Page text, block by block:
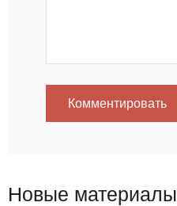
Комментировать
Новые материалы